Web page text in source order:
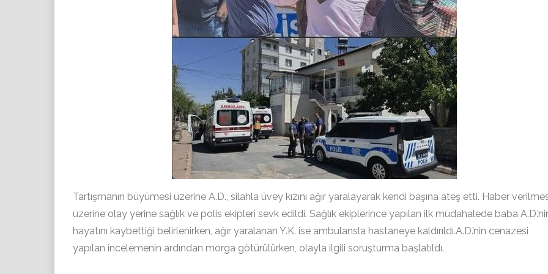
Tartışmanın büyümesi üzerine A.D., silahla üvey kızını ağır yaralayarak kendi başına ateş etti. Haber
üzerine olay yerine sağlık ve polis ekipleri sevk edildi. Sağlık ekiplerince yapılan ilk müdahalede baba
hayatını kaybettiği belirlenirken, ağır yaralanan Y.K. ise ambulansla hastaneye kaldırıldı.A.D.’nin cenazesi
yapılan incelemenin ardından morga götürülürken, olayla ilgili soruşturma başlatıldı.